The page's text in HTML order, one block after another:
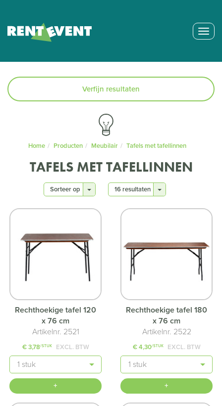
Verfijn resultaten
Home Producten Meubilair Tafels met tafellinnen
TAFELS MET TAFELLINNEN
Sorteer op 16 resultaten
Rechthoekige tafel 120
x 76 cm
Artikelnr. 2521
€ 3,78/STUK EXCL. BTW
Aantal
+
Rechthoekige tafel 180
x 76 cm
Artikelnr. 2522
€ 4,30/STUK EXCL. BTW
Aantal
+